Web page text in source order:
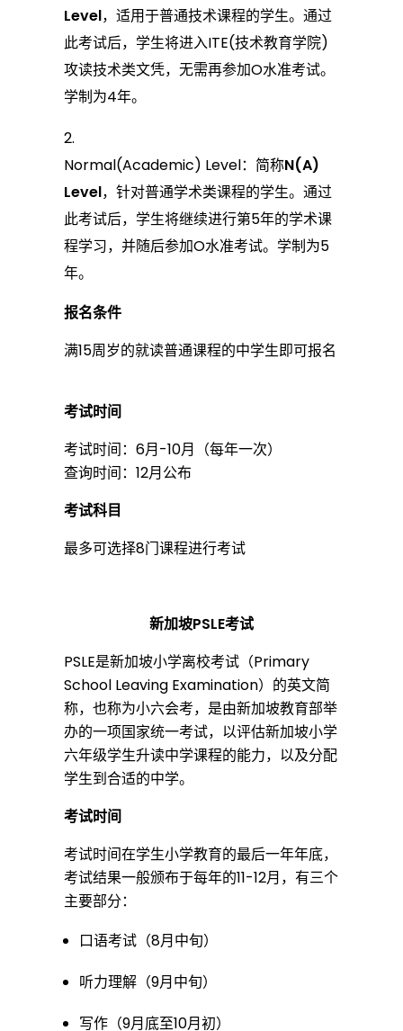
Level，适用于普通技术课程的学生。通过
此考试后，学生将进入ITE(技术教育学院)
攻读技术类文凭，无需再参加O水准考试。
学制为4年。
Normal(Academic) Level：简称N(A)
Level，针对普通学术类课程的学生。通过
此考试后，学生将继续进行第5年的学术课
程学习，并随后参加O水准考试。学制为5
年。
报名条件
满15周岁的就读普通课程的中学生即可报名
考试时间
考试时间：6月-10月（每年一次）
查询时间：12月公布
考试科目
最多可选择8门课程进行考试
新加坡PSLE考试
PSLE是新加坡小学离校考试（Primary
School Leaving Examination）的英文简
称，也称为小六会考，是由新加坡教育部举
办的一项国家统一考试，以评估新加坡小学
六年级学生升读中学课程的能力，以及分配
学生到合适的中学。
考试时间
考试时间在学生小学教育的最后一年年底，
考试结果一般颁布于每年的11-12月，有三个
主要部分：
口语考试（8月中旬）
听力理解（9月中旬）
写作（9月底至10月初）